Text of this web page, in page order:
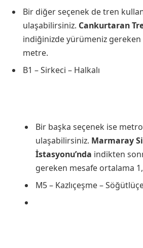
Bir diğer seçenek de tren
ulaşabilirsiniz. Cankurtaran
indiğinizde yürümeniz gereken
metre.
B1 – Sirkeci – Halkalı
Bir başka seçenek ise
ulaşabilirsiniz. Marmaray
İstasyonu’nda indikten
gereken mesafe ortalama
M5 – Kazlıçeşme –